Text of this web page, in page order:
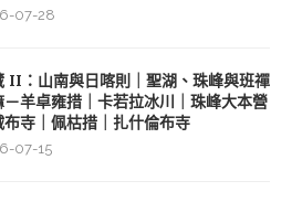
07-28
II：山南與日喀則｜聖湖、珠峰與班禪
－羊卓雍措｜卡若拉冰川｜珠峰大本營
布寺｜佩枯措｜扎什倫布寺
07-15